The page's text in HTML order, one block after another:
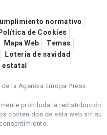
normativo
de Cookies
Mapa Web
Temas
Loteria de navidad
estatal
la Agencia Europa Press.
prohibida la redistribución
contenidos de esta web sin su